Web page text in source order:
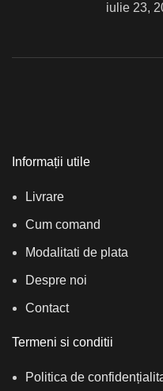
iulie 23,
Informații utile
Livrare
Cum comand
Modalitati de plata
Despre noi
Contact
Termeni si conditii
Politica de